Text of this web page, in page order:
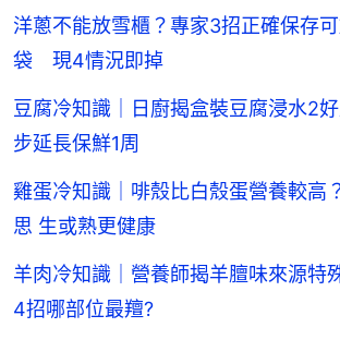
洋蔥不能放雪櫃？專家3招正確保存
袋 現4情況即掉
豆腐冷知識｜日廚揭盒裝豆腐浸水2
步延長保鮮1周
雞蛋冷知識｜啡殼比白殼蛋營養較高
思 生或熟更健康
羊肉冷知識｜營養師揭羊膻味來源特
4招哪部位最羶?